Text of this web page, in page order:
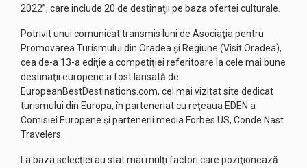
2022”, care include 20 de destinaţii pe baza ofertei culturale.
Potrivit unui comunicat transmis luni de Asociaţia pentru
Promovarea Turismului din Oradea şi Regiune (Visit Oradea),
cea de-a 13-a ediţie a competiţiei referitoare la cele mai bune
destinaţii europene a fost lansată de
EuropeanBestDestinations.com, cel mai vizitat site dedicat
turismului din Europa, în parteneriat cu reţeaua EDEN a
Comisiei Europene şi partenerii media Forbes US, Conde Nast
Travelers.
La baza selecţiei au stat mai mulţi factori care poziţionează